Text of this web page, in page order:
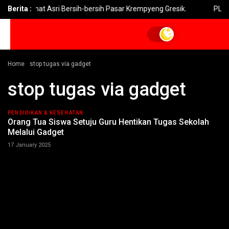
Berita :Asri Bersih-bersih Pasar Krempyeng Gresik. PLN
Home stop tugas via gadget
stop tugas via gadget
PENDIDIKAN & KESEHATAN
Orang Tua Siswa Setuju Guru Hentikan Tugas Sekolah
Melalui Gadget
17 January 2025